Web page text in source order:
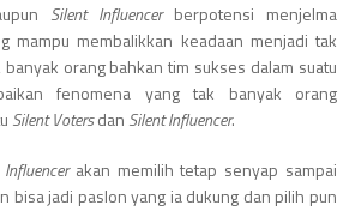
Silent Influencer berpotensi menjelma
mampu membalikkan keadaan menjadi tak
orang bahkan tim sukses dalam suatu
fenomena yang tak banyak orang
Silent Votersdan Silent Influencer.
akan memilih tetap senyap sampai
bisa jadi paslon yang ia dukung dan pilih pun